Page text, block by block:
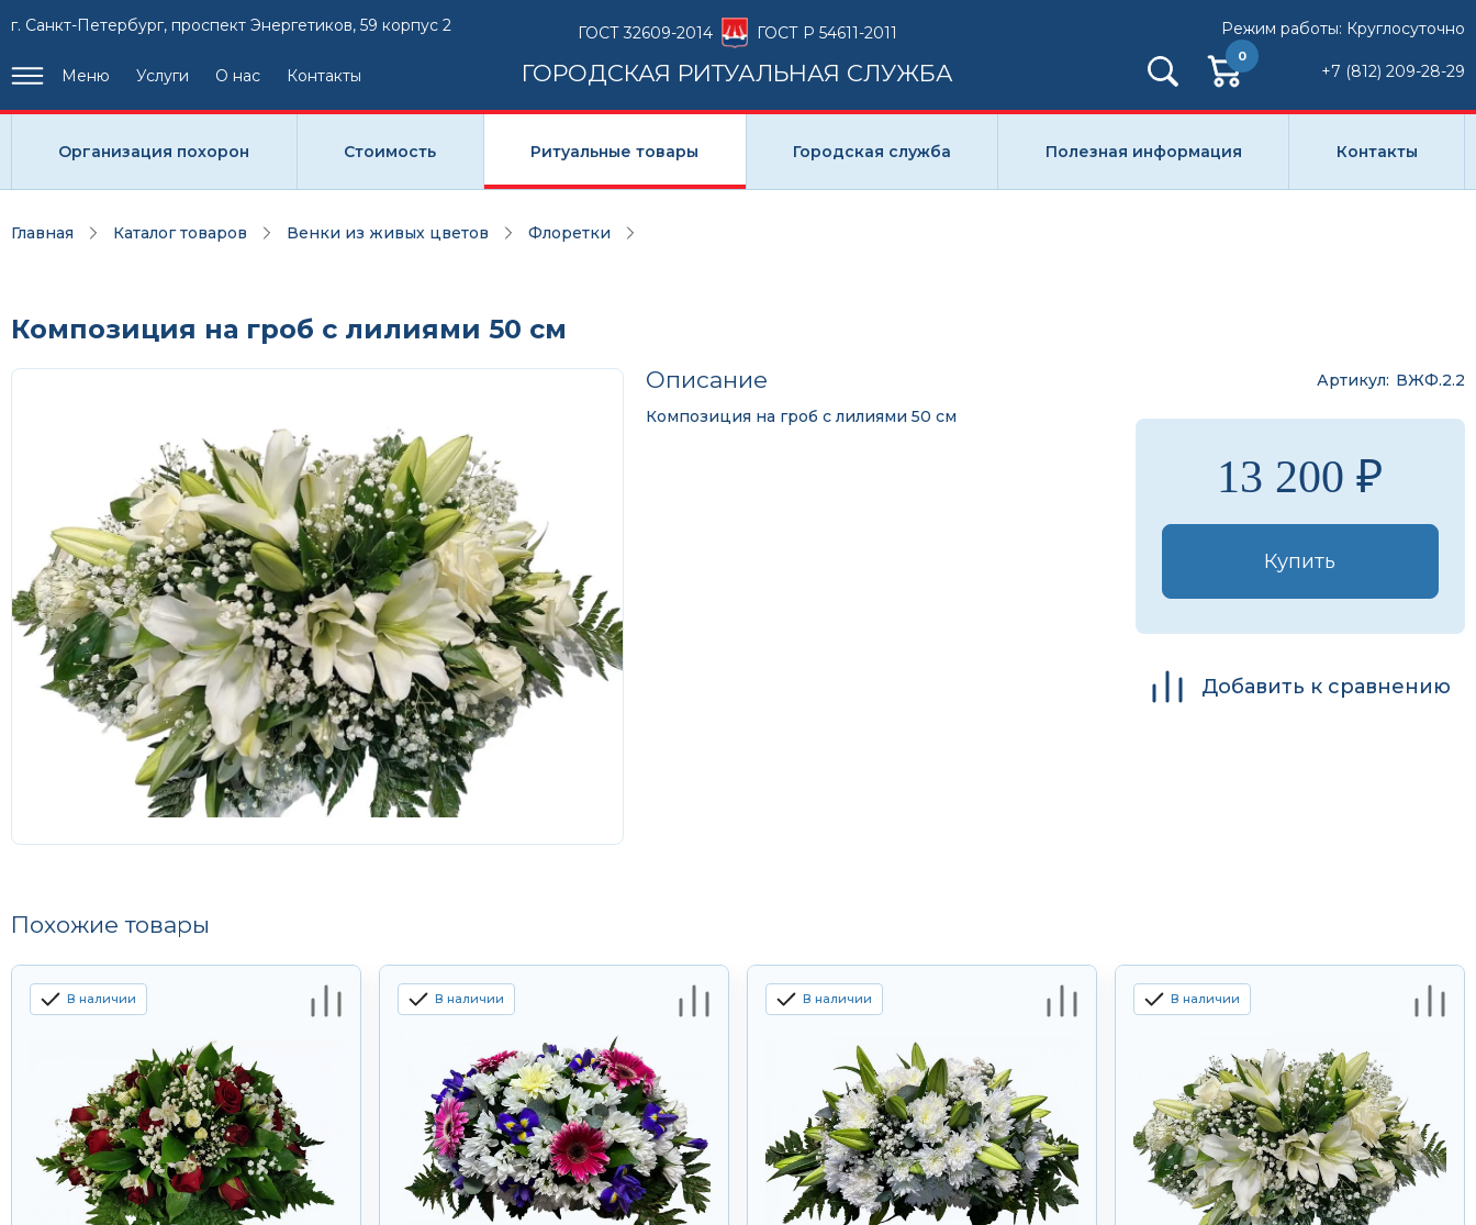
г. Санкт-Петербург, проспект Энергетиков, 59 корпус 2
Меню Услуги О нас Контакты
ГОСТ 32609-2014 ГОСТ Р 54611-2011
ГОРОДСКАЯ РИТУАЛЬНАЯ СЛУЖБА
Режим работы: Круглосуточно
0
+7 (812) 209-28-29
Организация похорон Стоимость Ритуальные товары Городская служба Полезная информация Контакты
Главная Каталог товаров Венки из живых цветов Флоретки
Композиция на гроб с лилиями 50 см
Описание
Композиция на гроб с лилиями 50 см
Артикул ВЖФ.2.2
13 200 ₽
Купить
Добавить к сравнению
Похожие товары
В наличии В наличии В наличии В наличии